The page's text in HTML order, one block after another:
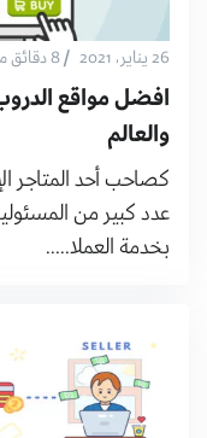
26 يناير، 2021 /8 دقائق مده القراءة
افضل مواقع
والعالم
كصاحب أحد المتاجر
عدد كبير من
بخدمة العملا.....